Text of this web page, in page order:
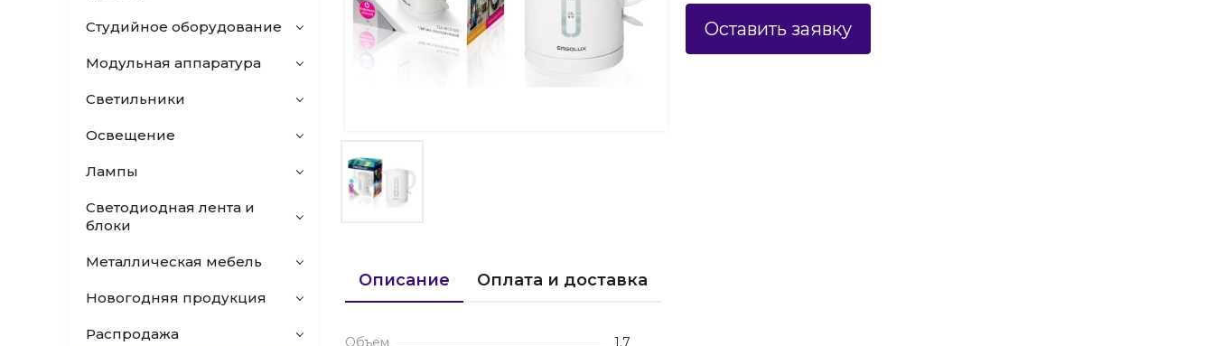
Студийное оборудование
Модульная аппаратура
Светильники
Освещение
Лампы
Светодиодная лента и
блоки
Металлическая мебель
Новогодняя продукция
Распродажа
Оставить заявку
Описание Оплата и доставка
Объем
1.7